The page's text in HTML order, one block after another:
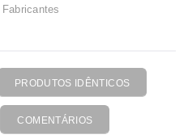
PRODUTOS IDÊNTICOS
COMENTÁRIOS